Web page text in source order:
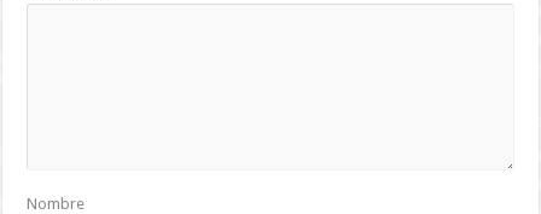
Nombre